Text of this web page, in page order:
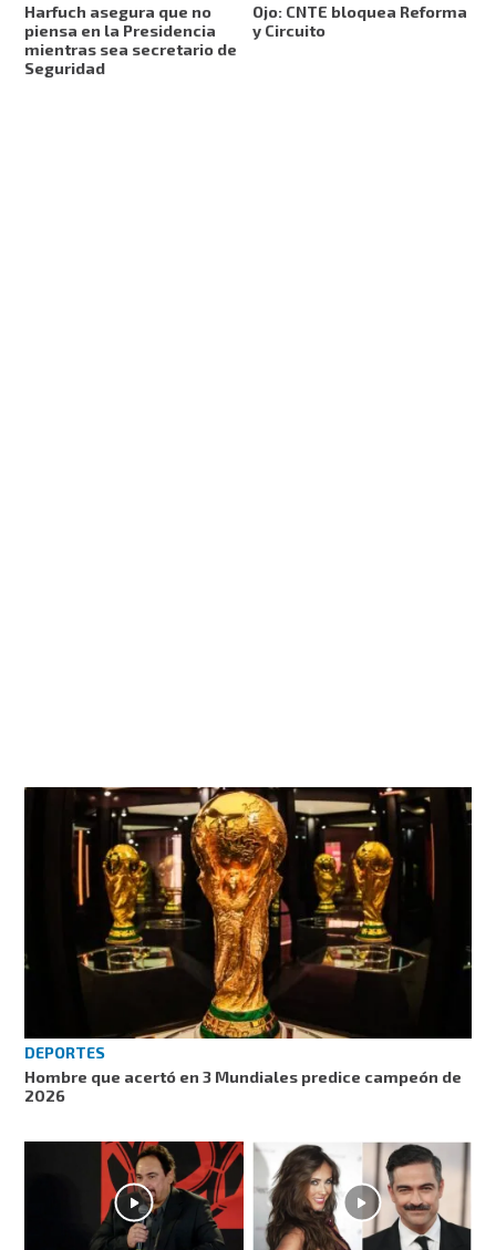
Harfuch asegura que no
piensa en la Presidencia
mientras sea secretario de
Seguridad
Ojo: CNTE bloquea Reforma
y Circuito
DEPORTES
Hombre que acertó en 3 Mundiales predice campeón de
2026